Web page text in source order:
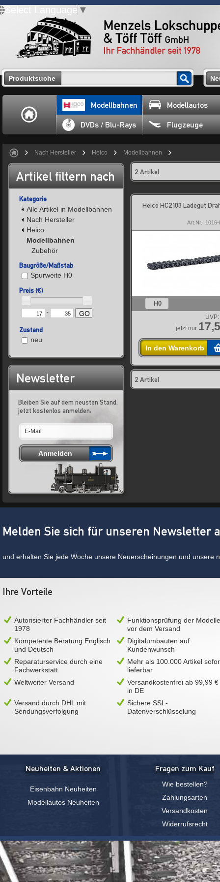
Select Language ▼
Produktsuche
Modellbahnen Modellautos
DVDs / Blu-Rays Flugzeuge
Nach Hersteller Heico Modellbahnen
Artikel filtern nach
Kategorie
Alle Artikel in Modellbahnen
Nach Hersteller
Heico
Modellbahnen
Zubehör
Baugröße/Maßstab
Spurweite H0
Preis (€)
- GO
Zustand
neu
Newsletter
Bleiben Sie auf dem neusten Stand,
jetzt kostenlos anmelden:
2 Artikel
Heico HC2103 Ladegut
Art.Nr.:
H0
UVP:
jetzt nur
In den Warenkorb
2 Artikel
Melden Sie sich für unseren Newsletter
und erhalten Sie jede Woche unsere Neuerscheinungen und unsere
Ihre Vorteile
Autorisierter Fachhändler seit
1978
Funktionsprüfung der Modelle
vor dem Versand
Kompetente Beratung Englisch
und Deutsch
Digitalumbauten auf
Kundenwunsch
Reparaturservice durch eine
Fachwerkstatt
Mehr als 100.000 Artikel
lieferbar
Weltweiter Versand
Versandkostenfrei ab 99,99 €
in DE
Versand durch DHL mit
Sendungsverfolgung
Sichere SSL-
Datenverschlüsselung
Neuheiten & Aktionen
Eisenbahn Neuheiten
Modellautos Neuheiten
Fragen zum Kauf
Wie bestellen?
Zahlungsarten
Versandkosten
Widerrufsrecht